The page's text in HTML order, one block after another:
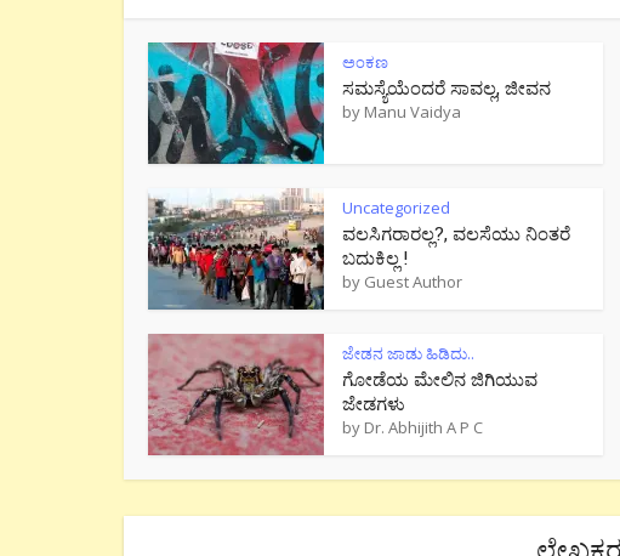
ಅಂಕಣ
ಸಮಸ್ಯೆಯೆಂದರೆ ಸಾವಲ್ಲ, ಜೀವನ
by Manu Vaidya
Uncategorized
ವಲಸಿಗರಾರಲ್ಲ?, ವಲಸೆಯು ನಿಂತರೆ
ಬದುಕಿಲ್ಲ !
by Guest Author
ಜೇಡನ ಜಾಡು ಹಿಡಿದು..
ಗೋಡೆಯ ಮೇಲಿನ ಜಿಗಿಯುವ
ಜೇಡಗಳು
by Dr. Abhijith A P C